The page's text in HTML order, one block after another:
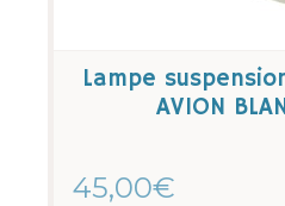
Lampe
AVION
45,00€